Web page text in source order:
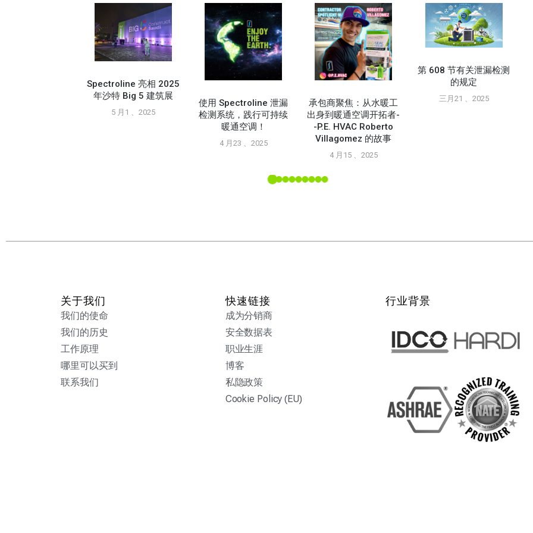
Spectroline 亮相 2025
年沙特 Big 5 建筑展
5 月1 、2025
使用 Spectroline 泄漏
检测系统，践行可持续
暖通空调！
4 月23 、2025
承包商聚焦：从水暖工
出身到暖通空调开拓者-
-P.E. HVAC Roberto
Villagomez 的故事
4 月15 、2025
第 608 节有关泄漏检测
的规定
三月21 、2025
关于我们
我们的使命
我们的历史
工作原理
哪里可以买到
联系我们
快速链接
成为分销商
安全数据表
职业生涯
博客
私隐政策
Cookie Policy (EU)
行业背景